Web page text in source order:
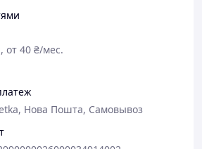
от 40 ₴/мес.
Нова Пошта, Самовывоз